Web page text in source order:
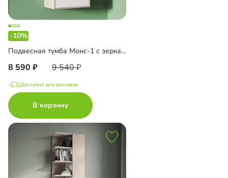
-10%
Подвесная тумба Монс-1 с зеркалом
8 590 9 540
Доступно для доставки
В корзину